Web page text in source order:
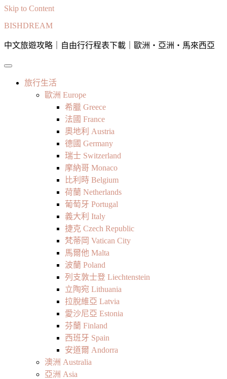
Skip to Content
BISHDREAM
中文旅遊攻略｜自由行行程表下載｜歐洲・亞洲・馬來西亞
旅行生活
歐洲 Europe
希臘 Greece
法國 France
奧地利 Austria
德國 Germany
瑞士 Switzerland
摩納哥 Monaco
比利時 Belgium
荷蘭 Netherlands
葡萄牙 Portugal
義大利 Italy
捷克 Czech Republic
梵蒂岡 Vatican City
馬爾他 Malta
波蘭 Poland
列支敦士登 Liechtenstein
立陶宛 Lithuania
拉脫維亞 Latvia
愛沙尼亞 Estonia
芬蘭 Finland
西班牙 Spain
安道爾 Andorra
澳洲 Australia
亞洲 Asia